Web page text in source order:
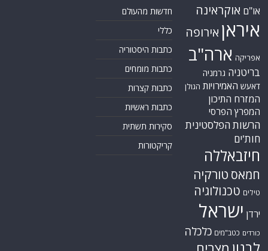
המצב המקיפה והמדויקת ביותר של השטח.
ביצירות הכלולות בכתבות. אם זיהית יצירה שאתה בעל הזכויות בה ואתה מעוניין
להסירה מהכתבה, אנא פנה אלינו למייל
תגיות
או"ם אוקראינה
איראןאירופה
אפריקה ארה"ב
בריטניה גרמניה
דאעש האמירויות
המזרח התיכון
המפרץ הפרסי
קטגוריות